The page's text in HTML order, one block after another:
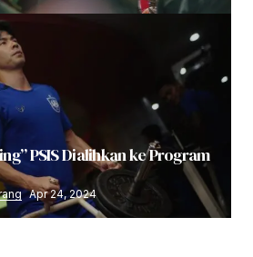
PSIS Dialihkan ke Program
Apr 24, 2024